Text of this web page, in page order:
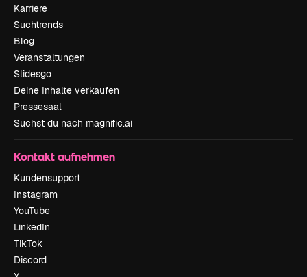
Karriere
Suchtrends
Blog
Veranstaltungen
Slidesgo
Deine Inhalte verkaufen
Pressesaal
Suchst du nach magnific.ai
Kontakt aufnehmen
Kundensupport
Instagram
YouTube
LinkedIn
TikTok
Discord